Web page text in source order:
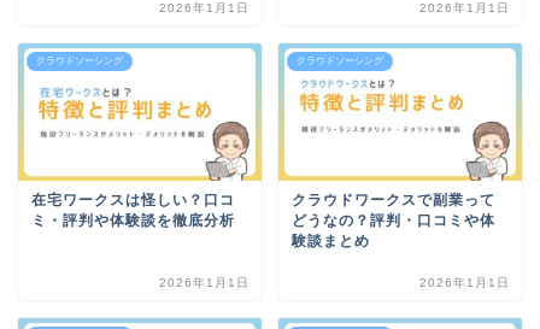
2026年1月1日 2026年1月1日
クラウドソーシング
在宅ワークスは怪しい？口コ
ミ・評判や体験談を徹底分析
2026年1月1日
クラウドソーシング
クラウドワークスで副業って
どうなの？評判・口コミや体
験談まとめ
2026年1月1日